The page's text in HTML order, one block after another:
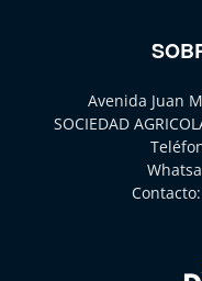
Avenida Juan
SOCIEDAD
Contacto: